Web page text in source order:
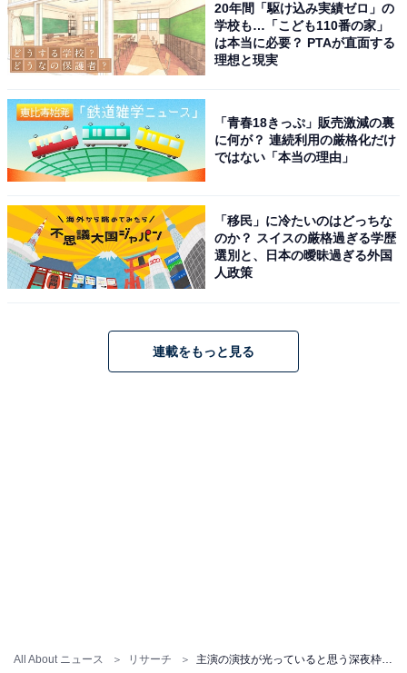
All About ニュース リサーチ
レビ放送に加え、映画化もされた人気ドラマの第2シー
ズンです。
さんが演じるケンジ（矢吹賢二）の同居生活を中心に話
が進んでいきますが、とてもまじめで倹約家であるシロ
さんに対して、自由奔放でかわいらしいケンジという対
比におもわずほっこりしてしまう作品です。
回答者コメントからは、「シーズン1から、さらに演技
力がパワーアップしてる気がします」（40代女性／兵庫
県）、「西島秀俊さんのシロさんと、内野聖陽さんのケ
女性／愛知県）という声がありました。
20年間「駆け込み実績ゼロ」の
学校も…「こども110番の家」
は本当に必要？ PTAが直面する
理想と現実
「青春18きっぷ」販売激減の裏
に何が？ 連続利用の厳格化だけ
ではない「本当の理由」
「移民」に冷たいのはどっちな
のか？ スイスの厳格過ぎる学歴
選別と、日本の曖昧過ぎる外国
人政策
連載をもっと見る